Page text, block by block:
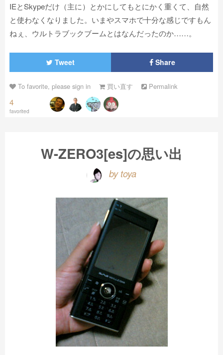
IEとSkypeだけ（主に）とかにしてもとにかく重くて、自然
と使わなくなりました。いまやスマホで十分な感じですもん
ねぇ、ウルトラブックブームとはなんだったのか……。
Tweet Share
To favorite, please sign in 買い直す Permalink
4
favorited
W-ZERO3[es]の思い出
by toya